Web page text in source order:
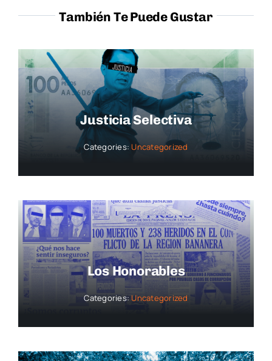
También Te Puede Gustar
Justicia Selectiva
Categories: Uncategorized
Los Honorables
Categories:Uncategorized